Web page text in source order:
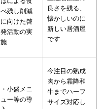
べ残し削減
に向けた啓
発活動の実
施
良さを残る、
懐かしいのに
新しい居酒屋
です
・小盛メニ
ュー等の導
今注目の熟成
肉から霜降和
牛までハーフ
サイズ対応し